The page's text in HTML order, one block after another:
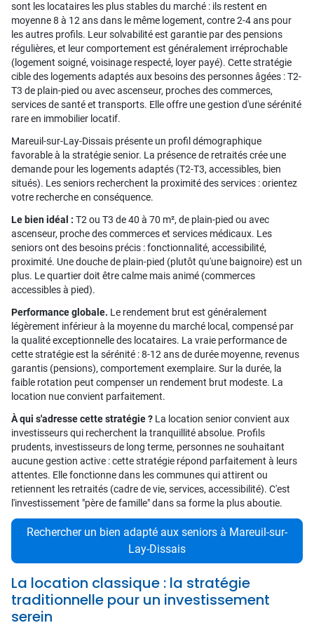
sont les locataires les plus stables du marché : ils restent en
moyenne 8 à 12 ans dans le même logement, contre 2-4 ans pour
les autres profils. Leur solvabilité est garantie par des pensions
régulières, et leur comportement est généralement irréprochable
(logement soigné, voisinage respecté, loyer payé). Cette stratégie
cible des logements adaptés aux besoins des personnes âgées : T2-
T3 de plain-pied ou avec ascenseur, proches des commerces,
services de santé et transports. Elle offre une gestion d'une sérénité
rare en immobilier locatif.
Mareuil-sur-Lay-Dissais présente un profil démographique
favorable à la stratégie senior. La présence de retraités crée une
demande pour les logements adaptés (T2-T3, accessibles, bien
situés). Les seniors recherchent la proximité des services : orientez
votre recherche en conséquence.
Le bien idéal : T2 ou T3 de 40 à 70 m², de plain-pied ou avec
ascenseur, proche des commerces et services médicaux. Les
seniors ont des besoins précis : fonctionnalité, accessibilité,
proximité. Une douche de plain-pied (plutôt qu'une baignoire) est un
plus. Le quartier doit être calme mais animé (commerces
accessibles à pied).
Performance globale. Le rendement brut est généralement
légèrement inférieur à la moyenne du marché local, compensé par
la qualité exceptionnelle des locataires. La vraie performance de
cette stratégie est la sérénité : 8-12 ans de durée moyenne, revenus
garantis (pensions), comportement exemplaire. Sur la durée, la
faible rotation peut compenser un rendement brut modeste. La
location nue convient parfaitement.
À qui s'adresse cette stratégie ? La location senior convient aux
investisseurs qui recherchent la tranquillité absolue. Profils
prudents, investisseurs de long terme, personnes ne souhaitant
aucune gestion active : cette stratégie répond parfaitement à leurs
attentes. Elle fonctionne dans les communes qui attirent ou
retiennent les retraités (cadre de vie, services, accessibilité). C'est
l'investissement "père de famille" dans sa forme la plus aboutie.
Rechercher un bien adapté aux seniors à Mareuil-sur-
Lay-Dissais
La location classique : la stratégie
traditionnelle pour un investissement
serein